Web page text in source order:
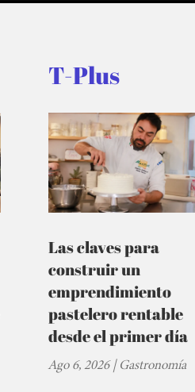
T-Plus
Las claves para
construir un
emprendimiento
pastelero rentable
desde el primer día
Ago 6, 2026|Gastronomía